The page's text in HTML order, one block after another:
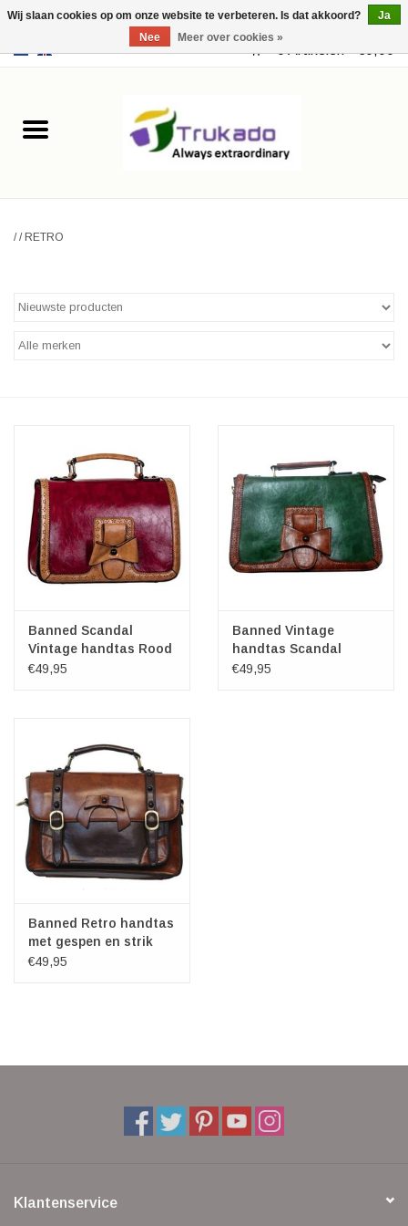
USD 0 Artikelen - €0,00
Leer
Merchandise
Gothic Steampunk
Giftware & Lifestyle &
Collectables
Bezoek ons
Aanbiedingen
//RETRO
Banned Scandal
Vintage handtas Rood
€49,95
Banned Vintage
handtas Scandal
(groen)
€49,95
Banned Retro handtas
met gespen en strik
(l.coffee)
€49,95
Klantenservice
Wij slaan cookies op om onze website te verbeteren. Is dat akkoord?
Ja
Nee
Meer over cookies »